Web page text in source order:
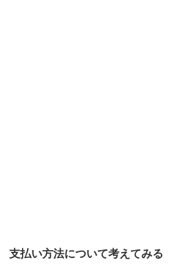
支払い方法について考えてみる